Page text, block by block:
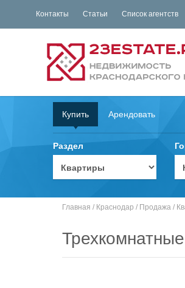
Контакты Статьи Список агентств
Купить Арендовать
Раздел
Главная / Краснодар / Продажа /